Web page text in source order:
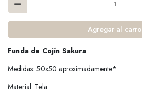
Agregar al carro
Funda de Cojín Sakura
Medidas: 50x50 aproximadamente*
Material: Tela